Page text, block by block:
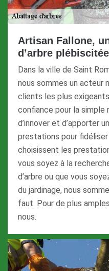
Artisan Fallone,
d’arbre
Dans la ville de Saint
nous sommes un acteur
clients les plus
confiance pour la simple
d’innover et d’apporter
prestations pour
choisissent les
vous soyez à la
d’arbre ou que vous
du jardinage, nous
faut. Pour de plus
nous.